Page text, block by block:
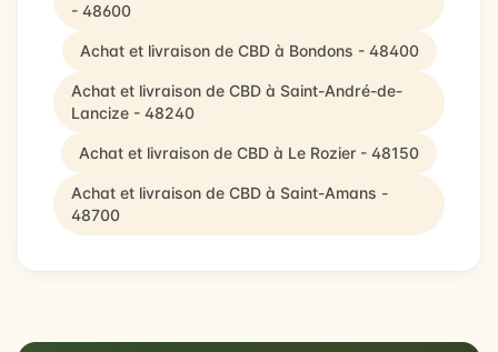
- 48600
Achat et livraison de CBD à Bondons - 48400
Achat et livraison de CBD à Saint-André-de-
Lancize - 48240
Achat et livraison de CBD à Le Rozier - 48150
Achat et livraison de CBD à Saint-Amans -
48700